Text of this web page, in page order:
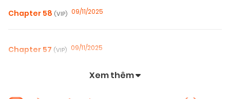
Chapter 58 (VIP) 09/11/2025
Chapter 57 (VIP) 09/11/2025
Xem thêm